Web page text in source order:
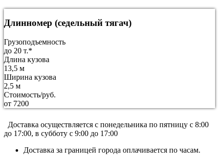
Длинномер (седельный тягач)
Грузоподъемность
до 20 т.*
Длина кузова
13,5 м
Ширина кузова
2,5 м
Стоимость/руб.
от 7200
Доставка осуществляется c понедельника по пятницу с 8:00
до 17:00, в субботу с 9:00 до 17:00
Доставка за границей города оплачивается по часам.